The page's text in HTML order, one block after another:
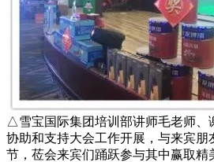
△雪宝国际集团培训部讲师毛老师、
协助和支持大会工作开展，与来宾朋
节，莅会来宾们踊跃参与其中赢取精